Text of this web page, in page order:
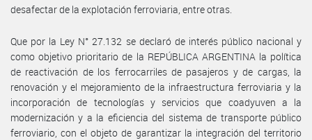
desafectar de la explotación ferroviaria, entre otras.
Que por la Ley N° 27.132 se declaró de interés público nacional y
como objetivo prioritario de la REPÚBLICA ARGENTINA la política
de reactivación de los ferrocarriles de pasajeros y de cargas, la
renovación y el mejoramiento de la infraestructura ferroviaria y la
incorporación de tecnologías y servicios que coadyuven a la
modernización y a la eficiencia del sistema de transporte público
ferroviario, con el objeto de garantizar la integración del territorio